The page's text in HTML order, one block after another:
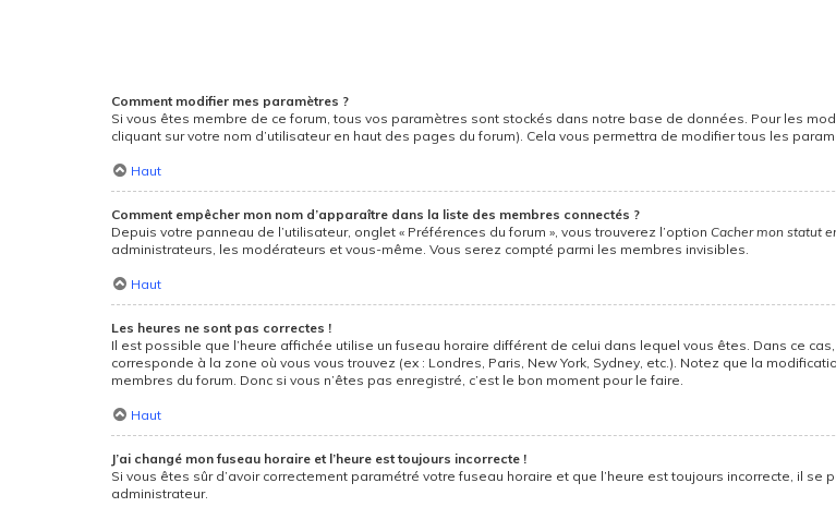
Comment modifier mes paramètres ?
Si vous êtes membre de ce forum, tous vos paramètres sont stockés dans notre base de données. Pour les
cliquant sur votre nom d’utilisateur en haut des pages du forum). Cela vous permettra de modifier tous les
Haut
Comment empêcher mon nom d’apparaître dans la liste des membres connectés ?
Depuis votre panneau de l’utilisateur, onglet « Préférences du forum », vous trouverez l’optionCacher mon statut
administrateurs, les modérateurs et vous-même. Vous serez compté parmi les membres invisibles.
Haut
Les heures ne sont pas correctes !
Il est possible que l’heure affichée utilise un fuseau horaire différent de celui dans lequel vous êtes. Dans ce
corresponde à la zone où vous vous trouvez (ex : Londres, Paris, New York, Sydney, etc.). Notez que la
membres du forum. Donc si vous n’êtes pas enregistré, c’est le bon moment pour le faire.
Haut
J’ai changé mon fuseau horaire et l’heure est toujours incorrecte !
Si vous êtes sûr d’avoir correctement paramétré votre fuseau horaire et que l’heure est toujours incorrecte, il
administrateur.